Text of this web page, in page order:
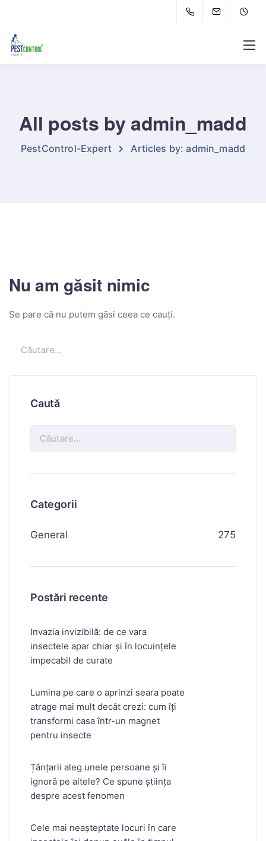
All posts by admin_madd
PestControl-Expert Articles by: admin_madd
Nu am găsit nimic
Se pare că nu putem găsi ceea ce cauți.
Caută
Categorii
General 275
Postări recente
Invazia invizibilă: de ce vara
insectele apar chiar și în locuințele
impecabil de curate
Lumina pe care o aprinzi seara poate
atrage mai mult decât crezi: cum îți
transformi casa într-un magnet
pentru insecte
Țânțarii aleg unele persoane și îi
ignoră pe altele? Ce spune știința
despre acest fenomen
Cele mai neașteptate locuri în care